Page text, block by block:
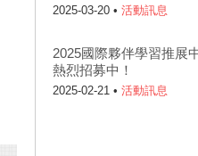
2025-03-20 • 活動訊息
2025國際夥伴學習推展
熱烈招募中！
2025-02-21 • 活動訊息